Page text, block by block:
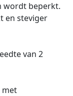
wordt beperkt.
en steviger
van 2
met